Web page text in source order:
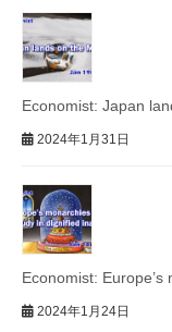
Economist: Japan
2024年1月31日
Economist:
2024年1月24日